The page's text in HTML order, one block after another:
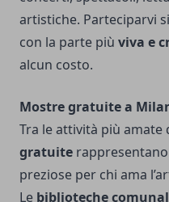
artistiche. Parteciparvi
con la parte più viva e
alcun costo.
Mostre gratuite a
Tra le attività più amate
gratuite
preziose per chi ama
Le biblioteche